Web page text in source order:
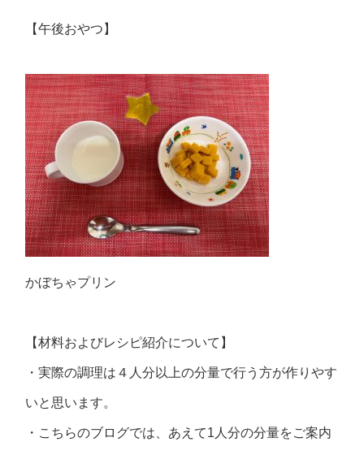
【午後おやつ】
かぼちゃプリン
【材料およびレシピ紹介について】
・実際の調理は４人分以上の分量で行う方が作りやす
いと思います。
・こちらのブログでは、あえて1人分の分量をご案内